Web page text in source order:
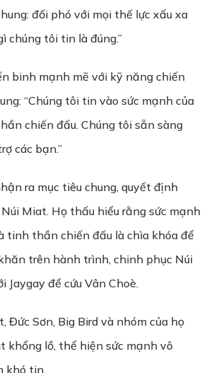
đối phó với mọi thế lực xấu xa
chúng tôi tin là đúng.”
binh mạnh mẽ với kỹ năng chiến
“Chúng tôi tin vào sức mạnh của
chiến đấu. Chúng tôi sẵn sàng
các bạn.”
ra mục tiêu chung, quyết định
Miat. Họ thấu hiểu rằng sức mạnh
tinh thần chiến đấu là chìa khóa để
trên hành trình, chinh phục Núi
Jaygay để cứu Vân Choè.
Đức Sơn, Big Bird và nhóm của họ
khổng lồ, thể hiện sức mạnh vô
khó tin.